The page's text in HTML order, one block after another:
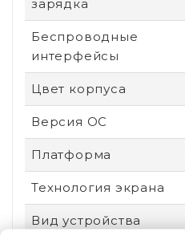
зарядка
Беспроводные
интерфейсы
Цвет корпуса
Версия ОС
Платформа
Технология экрана
Вид устройства